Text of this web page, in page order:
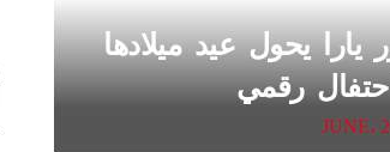
يارا يحول عيد ميلادها
رقمي